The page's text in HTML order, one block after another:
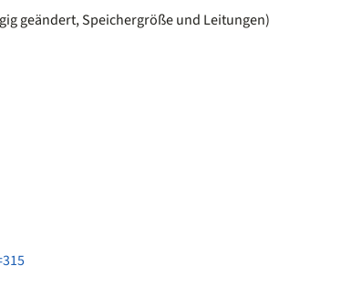
geändert, Speichergröße und Leitungen)